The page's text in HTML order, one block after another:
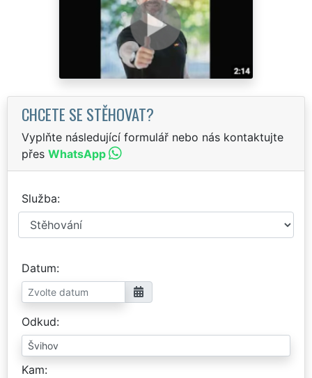
CHCETE SE STĚHOVAT?
Vyplňte následující formulář nebo nás kontaktujte
přes WhatsApp
Služba
Datum
Odkud
Kam